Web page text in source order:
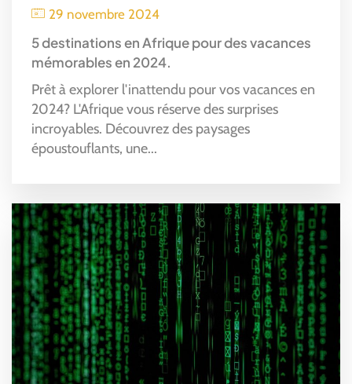
29 novembre 2024
5 destinations en Afrique pour des vacances
mémorables en 2024.
Prêt à explorer l'inattendu pour vos vacances en
2024? L'Afrique vous réserve des surprises
incroyables. Découvrez des paysages
époustouflants, une...